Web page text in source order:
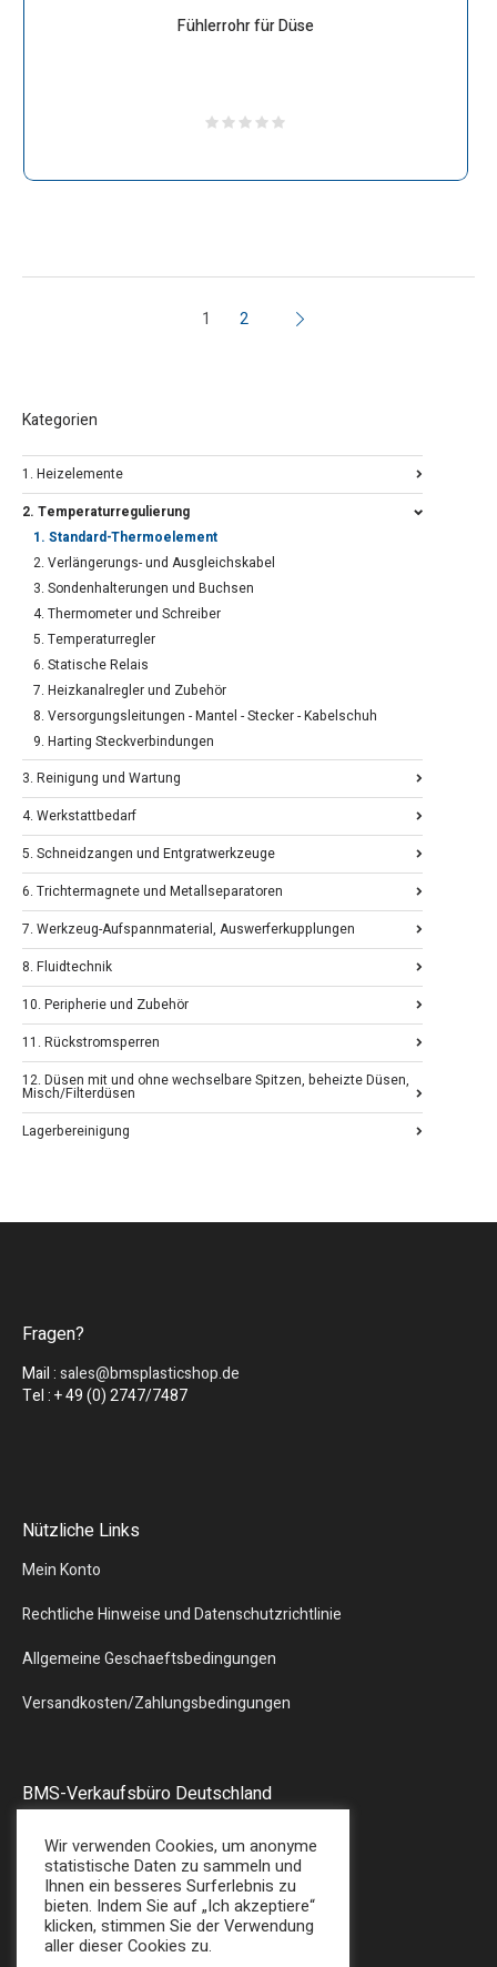
Fühlerrohr für Düse
1 2
Kategorien
1. Heizelemente
2. Temperaturregulierung
1. Standard-Thermoelement
2. Verlängerungs- und Ausgleichskabel
3. Sondenhalterungen und Buchsen
4. Thermometer und Schreiber
5. Temperaturregler
6. Statische Relais
7. Heizkanalregler und Zubehör
8. Versorgungsleitungen - Mantel - Stecker - Kabelschuh
9. Harting Steckverbindungen
3. Reinigung und Wartung
4. Werkstattbedarf
5. Schneidzangen und Entgratwerkzeuge
6. Trichtermagnete und Metallseparatoren
7. Werkzeug-Aufspannmaterial, Auswerferkupplungen
8. Fluidtechnik
10. Peripherie und Zubehör
11. Rückstromsperren
12. Düsen mit und ohne wechselbare Spitzen, beheizte Düsen,
Misch/Filterdüsen
Lagerbereinigung
Fragen?
Mail :sales@bmsplasticshop.de
Tel : + 49 (0) 2747/7487
Nützliche Links
Mein Konto
Rechtliche Hinweise und Datenschutzrichtlinie
Allgemeine Geschaeftsbedingungen
Versandkosten/Zahlungsbedingungen
BMS-Verkaufsbüro Deutschland
57580 – GEBHARDSHAIN
Tel : + 49 (0) 2747/7487
E-Mail: sales@bmsplasticshop.de
Wir verwenden Cookies, um anonyme
statistische Daten zu sammeln und
Ihnen ein besseres Surferlebnis zu
bieten. Indem Sie auf „Ich akzeptiere“
klicken, stimmen Sie der Verwendung
aller dieser Cookies zu.